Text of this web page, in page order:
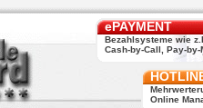
ePAYMENT
Bezahlsysteme wie
Cash-by-Call, Pay-by-
Online